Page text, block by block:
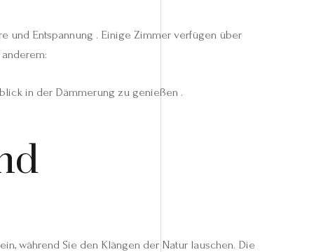
und Entspannung . Einige Zimmer verfügen über
in der Dämmerung zu genießen .
während Sie den Klängen der Natur lauschen. Die